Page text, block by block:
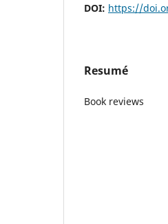
DOI: https://
Resumé
Book reviews